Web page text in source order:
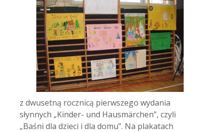
z dwusetną rocznicą pierwszego wydania
słynnych „Kinder- und Hausmärchen”, czyli
„Baśni dla dzieci i dla domu”. Na plakatach